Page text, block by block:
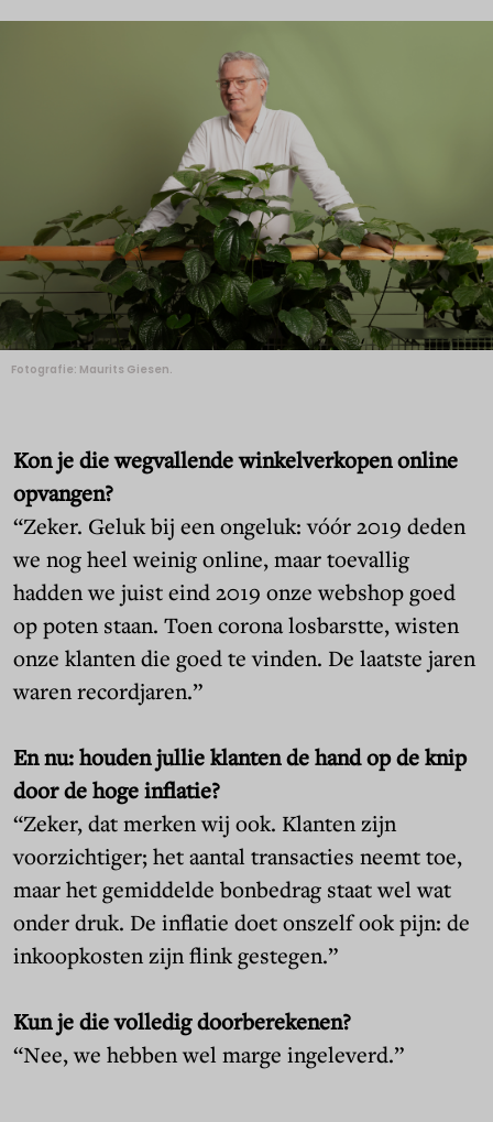
Fotografie: Maurits Giesen.
Kon je die wegvallende winkelverkopen online
opvangen?
“Zeker. Geluk bij een ongeluk: vóór 2019 deden
we nog heel weinig online, maar toevallig
hadden we juist eind 2019 onze webshop goed
op poten staan. Toen corona losbarstte, wisten
onze klanten die goed te vinden. De laatste jaren
waren recordjaren.”
En nu: houden jullie klanten de hand op de knip
door de hoge inflatie?
“Zeker, dat merken wij ook. Klanten zijn
voorzichtiger; het aantal transacties neemt toe,
maar het gemiddelde bonbedrag staat wel wat
onder druk. De inflatie doet onszelf ook pijn: de
inkoopkosten zijn flink gestegen.”
Kun je die volledig doorberekenen?
“Nee, we hebben wel marge ingeleverd.”